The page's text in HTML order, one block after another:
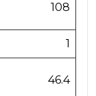
108
1
46.4